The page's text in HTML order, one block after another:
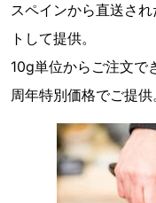
スペインから直送さ
トして提供。
10g単位からご注文
周年特別価格でご提供